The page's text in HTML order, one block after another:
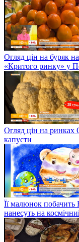
Огляд цін на буряк
«Критого ринку» у
Огляд цін на ринках
капусти
Її малюнок
нанесуть на